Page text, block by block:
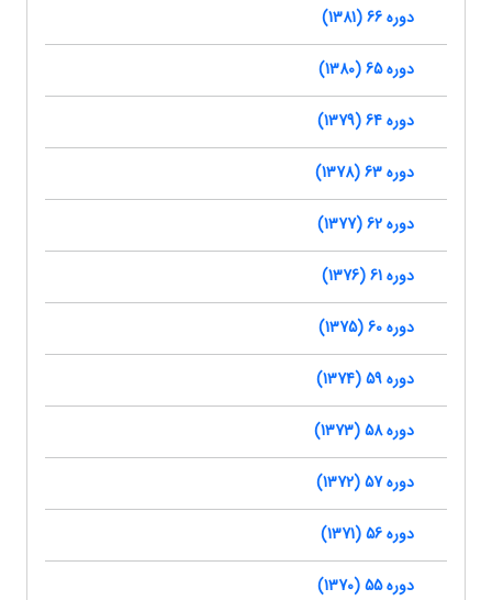
دوره 66 (1381)
دوره 65 (1380)
دوره 64 (1379)
دوره 63 (1378)
دوره 62 (1377)
دوره 61 (1376)
دوره 60 (1375)
دوره 59 (1374)
دوره 58 (1373)
دوره 57 (1372)
دوره 56 (1371)
دوره 55 (1370)